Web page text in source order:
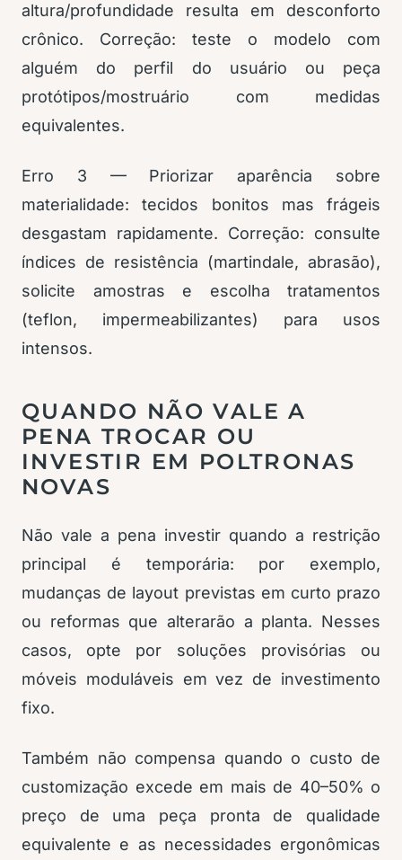
altura/profundidade resulta em desconforto
crônico. Correção: teste o modelo com
alguém do perfil do usuário ou peça
protótipos/mostruário com medidas
equivalentes.
Erro 3 — Priorizar aparência sobre
materialidade: tecidos bonitos mas frágeis
desgastam rapidamente. Correção: consulte
índices de resistência (martindale, abrasão),
solicite amostras e escolha tratamentos
(teflon, impermeabilizantes) para usos
intensos.
QUANDO NÃO VALE A
PENA TROCAR OU
INVESTIR EM POLTRONAS
NOVAS
Não vale a pena investir quando a restrição
principal é temporária: por exemplo,
mudanças de layout previstas em curto prazo
ou reformas que alterarão a planta. Nesses
casos, opte por soluções provisórias ou
móveis moduláveis em vez de investimento
fixo.
Também não compensa quando o custo de
customização excede em mais de 40–50% o
preço de uma peça pronta de qualidade
equivalente e as necessidades ergonômicas